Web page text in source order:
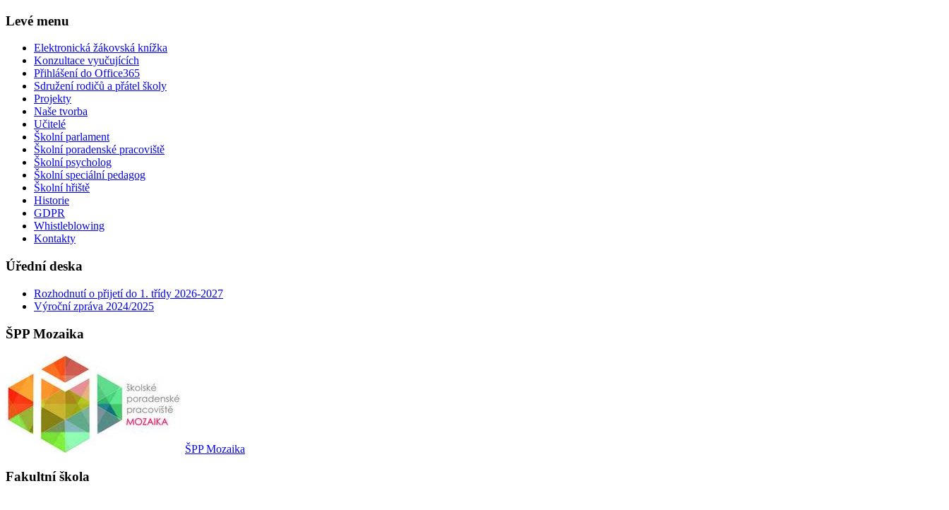
Levé menu
Elektronická žákovská knížka
Konzultace vyučujících
Přihlášení do Office365
Sdružení rodičů a přátel školy
Projekty
Naše tvorba
Učitelé
Školní parlament
Školní poradenské pracoviště
Školní psycholog
Školní speciální pedagog
Školní hřiště
Historie
GDPR
Whistleblowing
Kontakty
Úřední deska
Rozhodnutí o přijetí do 1. třídy 2026-2027
Výroční zpráva 2024/2025
ŠPP Mozaika
ŠPP Mozaika
Fakultní škola